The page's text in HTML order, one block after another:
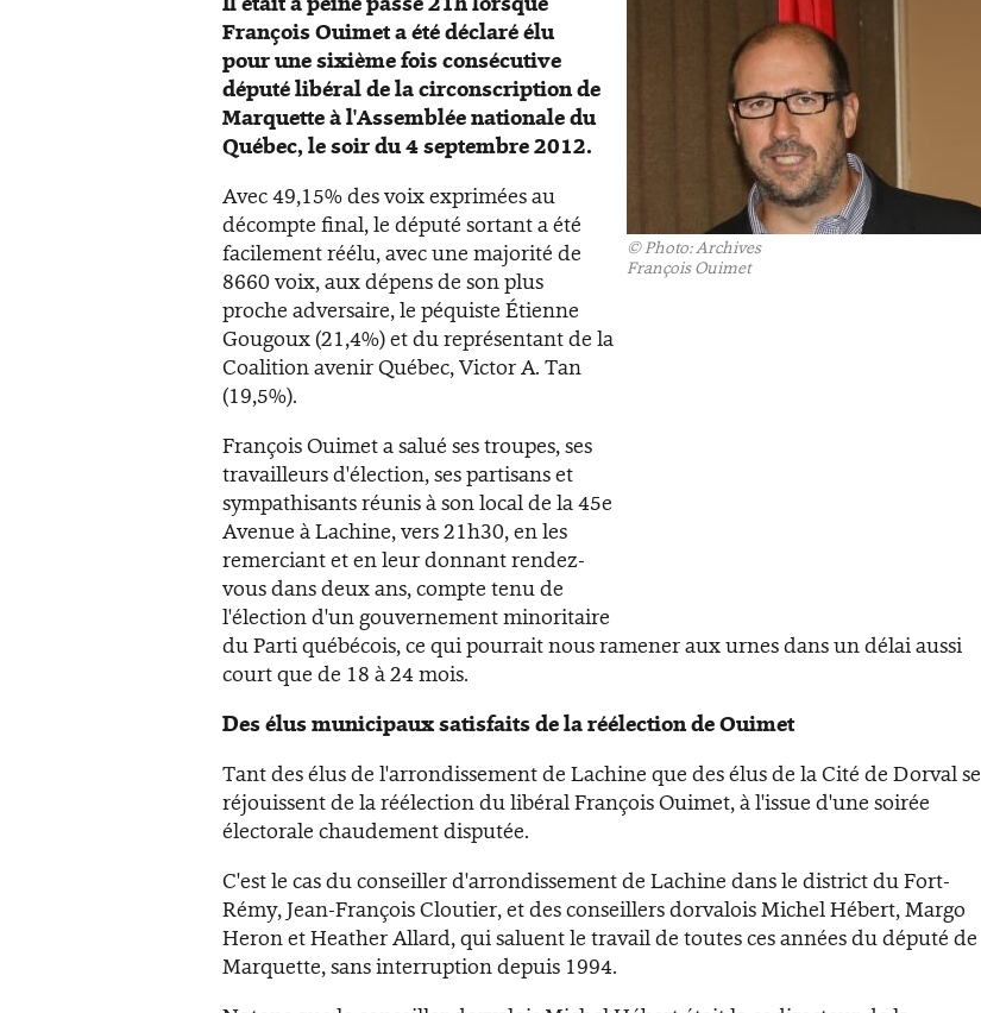
François Ouimet a été déclaré élu
pour une sixième fois consécutive
député libéral de la circonscription de
Marquette à l'Assemblée nationale du
Québec, le soir du 4 septembre 2012.
©Photo: Archives
François Ouimet
Avec 49,15% des voix exprimées au
décompte final, le député sortant a été
facilement réélu, avec une majorité de
8660 voix, aux dépens de son plus
proche adversaire, le péquiste Étienne
Gougoux (21,4%) et du représentant de la
Coalition avenir Québec, Victor A. Tan
(19,5%).
François Ouimet a salué ses troupes, ses
travailleurs d'élection, ses partisans et
sympathisants réunis à son local de la 45e
Avenue à Lachine, vers 21h30, en les
remerciant et en leur donnant rendez-
vous dans deux ans, compte tenu de
l'élection d'un gouvernement minoritaire
du Parti québécois, ce qui pourrait nous ramener aux urnes dans un délai aussi
court que de 18 à 24 mois.
Des élus municipaux satisfaits de la réélection de Ouimet
Tant des élus de l'arrondissement de Lachine que des élus de la Cité de Dorval se
réjouissent de la réélection du libéral François Ouimet, à l'issue d'une soirée
électorale chaudement disputée.
C'est le cas du conseiller d'arrondissement de Lachine dans le district du Fort-
Rémy, Jean-François Cloutier, et des conseillers dorvalois Michel Hébert, Margo
Heron et Heather Allard, qui saluent le travail de toutes ces années du député de
Marquette, sans interruption depuis 1994.